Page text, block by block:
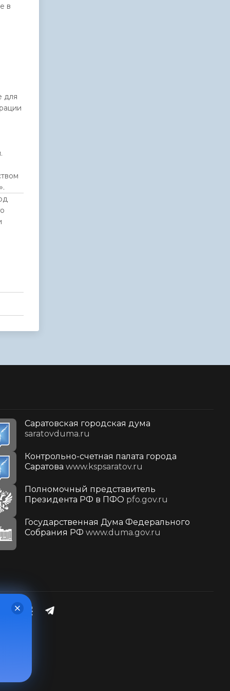
в
для
Саратовская городская дума
saratovduma.ru
Контрольно-счетная палата города
Саратова www.kspsaratov.ru
Полномочный представитель
Президента РФ в ПФО pfo.gov.ru
Государственная Дума Федерального
Собрания РФ www.duma.gov.ru